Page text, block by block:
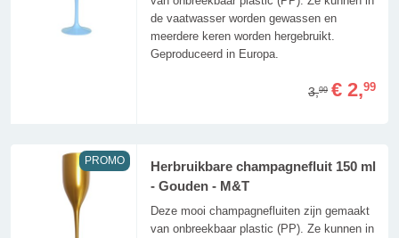
de vaatwasser worden gewassen en
meerdere keren worden hergebruikt.
Geproduceerd in Europa.
3,99 € 2,99
PROMO
Herbruikbare champagnefluit 150 ml
- Gouden - M&T
Deze mooi champagnefluiten zijn gemaakt
van onbreekbaar plastic (PP). Ze kunnen in